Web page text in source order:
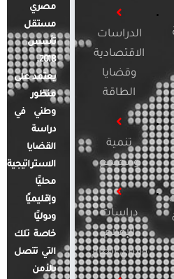
الدراسات
الاقتصادية
وقضايا
الطاقة
تنمية
ومجتمع
دراسات
الإعلام
والرأي العام
مصري
مستقل
تأسس
2018.
يعتمد على
منظور
وطني في
دراسة
القضايا
الاستراتيجية
محليًا
وإقليميًا
ودوليًا
خاصة تلك
التي تتصل
بالأمن